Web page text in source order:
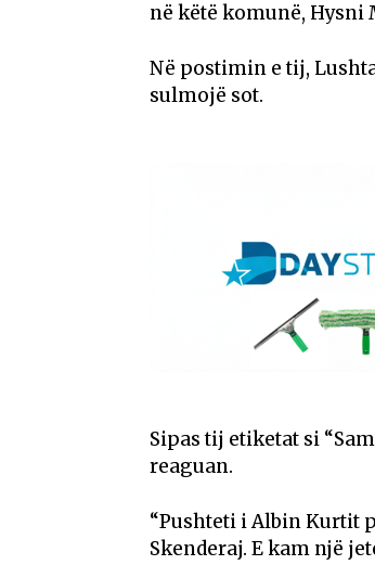
në këtë komunë, Hysni
Në postimin e tij,
sulmojë sot.
Sipas tij etiketat si
reaguan.
“Pushteti i Albin Kurtit
Skenderaj. E kam një